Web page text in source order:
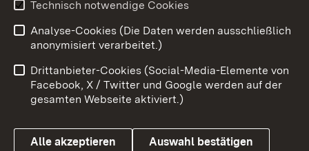
Benutzungshinweise
Barrierefreiheit
Datenschutz
Cookies
Technisch notwendige Cookies
Analyse-Cookies (Die Daten werden ausschließlich
anonymisiert verarbeitet.)
Drittanbieter-Cookies (Social-Media-Elemente von
Facebook, X / Twitter und Google werden auf der
gesamten Webseite aktiviert.)
Alle akzeptieren Auswahl bestätigen